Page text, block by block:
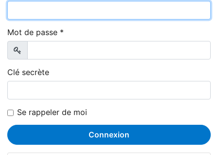
Mot de passe *
Afficher
Clé secrète
Se rappeler de moi
Connexion